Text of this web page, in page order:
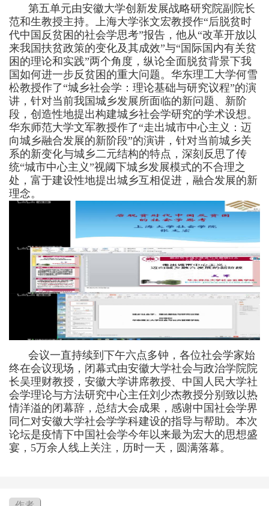
第五单元由安徽大学创新发展战略研究院副院长
范和生教授主持。上海大学张文宏教授作“后脱贫时
代中国反贫困的社会学思考”报告 ，他从“改革开放以
来我国扶贫政策的变化及其成效”与“国际国内有关贫
困的理论和实践”两个角度 ，纵论全面脱贫背景下我
国如何进一步反贫困 的重大问题。华东理工大学何雪
松教授作了“城乡社会学：理论基础与研究议程”的演
讲 ，针对当前我国城乡发展所面临的新问题、新阶
段 ， 创造性地提出构建城乡社会学研究的学术设想 。
华东师范大学文军教授作了“走出城市中心主义：迈
向城乡融合发展的新阶段”的演讲 ，针对当前城乡关
系的新变化与城乡二元结构的特点， 深刻 反思了传
统“城市中心主义”视阈下城乡发展模式的不合理之
处，富于建设性地提出城乡互相促进， 融合发展的新
理念。
会议一直持续到下午六点多钟，各位社会学家始
终在会议现场， 闭幕式由安徽大学社会与政治学院院
长吴理财教授 ，安徽大学讲席教授、中国人民大学社
会学理论与方法研究中心主任刘少杰教授分别致以热
情洋溢的闭幕辞，总结大会成果，感谢中国社会学界
同仁对安徽大学社会学学科建设的指导与帮助。 本次
论坛是疫情下中国社会学今年以来最为宏大的思想盛
宴， 5万余人线上关注， 历时一天， 圆满落幕。